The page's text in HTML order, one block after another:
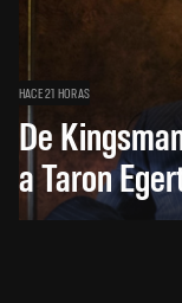
HACE 21 HORAS
De
a Taron